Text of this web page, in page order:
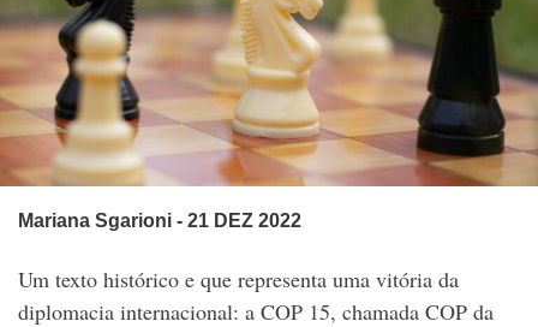
Mariana Sgarioni - 21 DEZ 2022
Um texto histórico e que representa uma vitória da
diplomacia internacional: a COP 15, chamada COP da